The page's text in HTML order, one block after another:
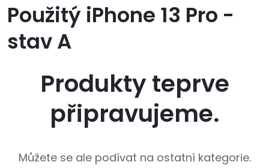
Použitý iPhone 13 Pro -
stav A
Produkty teprve
připravujeme.
Můžete se ale podívat na ostatní kategorie.